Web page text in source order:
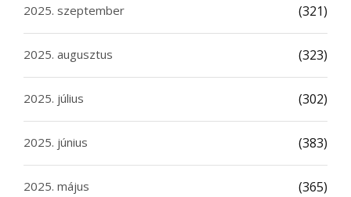
2025. szeptember (321)
2025. augusztus (323)
2025. július (302)
2025. június (383)
2025. május (365)